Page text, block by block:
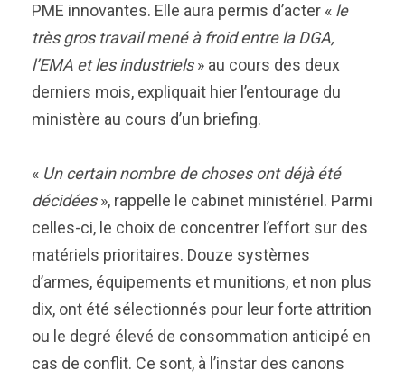
PME innovantes. Elle aura permis d’acter « le
très gros travail mené à froid entre la DGA,
l’EMA et les industriels» au cours des deux
derniers mois, expliquait hier l’entourage du
ministère au cours d’un briefing.
« Un certain nombre de choses ont déjà été
décidées», rappelle le cabinet ministériel. Parmi
celles-ci, le choix de concentrer l’effort sur des
matériels prioritaires. Douze systèmes
d’armes, équipements et munitions, et non plus
dix, ont été sélectionnés pour leur forte attrition
ou le degré élevé de consommation anticipé en
cas de conflit. Ce sont, à l’instar des canons